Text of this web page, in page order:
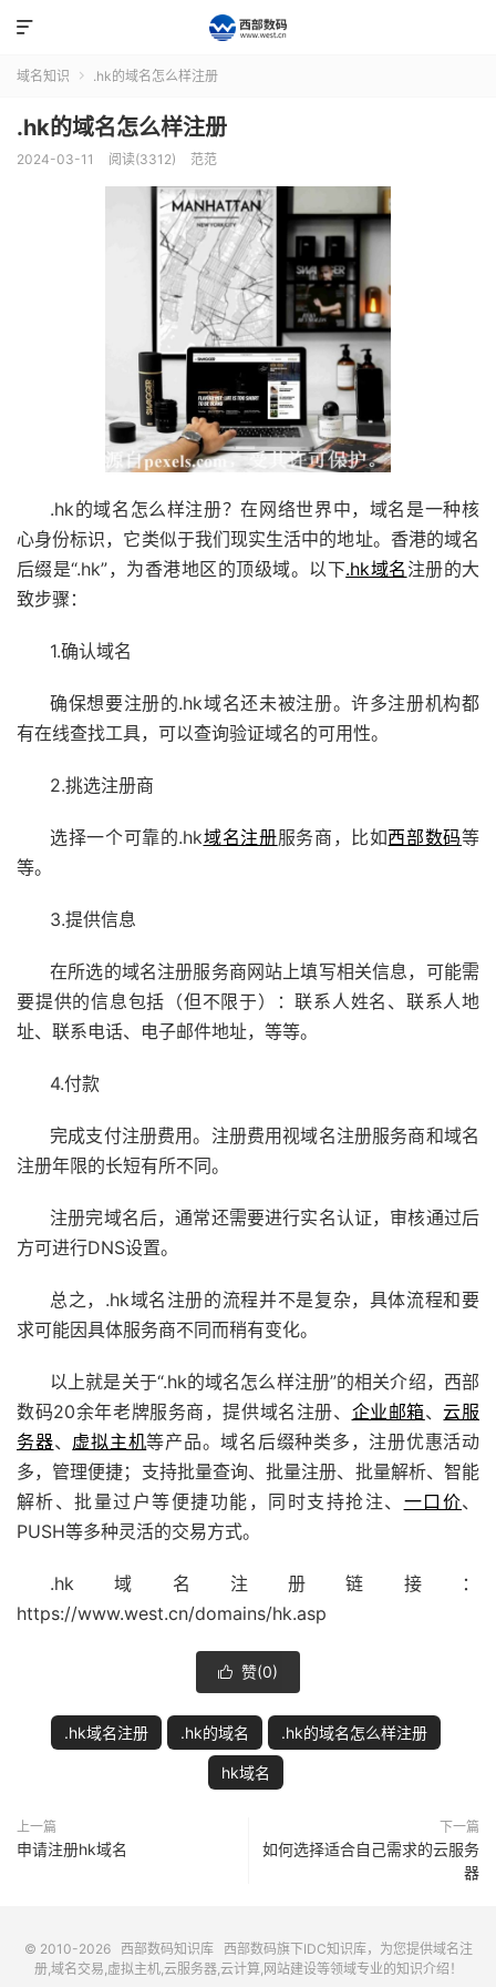

域名知识  .hk的域名怎么样注册
.hk的域名怎么样注册
2024-03-11 阅读(3312) 范范
.hk的域名怎么样注册？在网络世界中，域名是一种核
心身份标识，它类似于我们现实生活中的地址。香港的域名
后缀是“.hk”，为香港地区的顶级域。以下.hk域名 注册的大
致步骤：
1.确认域名
确保想要注册的.hk域名还未被注册。许多注册机构都
有在线查找工具，可以查询验证域名的可用性。
2.挑选注册商
选择一个可靠的.hk域名注册服务商，比如西部数码等
等。
3.提供信息
在所选的域名注册服务商网站上填写相关信息，可能需
要提供的信息包括（但不限于）：联系人姓名、联系人地
址、联系电话、电子邮件地址，等等。
4.付款
完成支付注册费用。注册费用视域名注册服务商和域名
注册年限的长短有所不同。
注册完域名后，通常还需要进行实名认证，审核通过后
方可进行DNS设置。
总之，.hk域名注册的流程并不是复杂，具体流程和要
求可能因具体服务商不同而稍有变化。
以上就是关于“.hk的域名怎么样注册”的相关介绍，西部
数码20余年老牌服务商，提供域名注册、 企业邮箱、云服
务器、 虚拟主机等产品。域名后缀种类多，注册优惠活动
多，管理便捷；支持批量查询、批量注册、批量解析、智能
解析、批量过户等便捷功能，同时支持抢注、 一口价、
PUSH等多种灵活的交易方式。
.hk域名注册链接：
https://www.west.cn/domains/hk.asp
 赞(0)
.hk域名注册 .hk的域名 .hk的域名怎么样注册
hk域名
上一篇
申请注册hk域名
下一篇
如何选择适合自己需求的云服务
器
© 2010-2026 西部数码知识库 西部数码旗下IDC知识库，为您提供域名注
册,域名交易,虚拟主机,云服务器,云计算,网站建设等领域专业的知识介绍！